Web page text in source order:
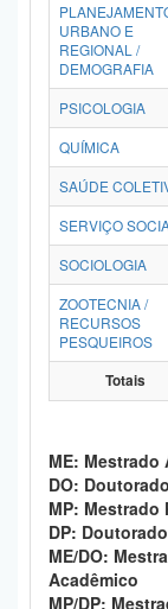
URBANO E
REGIONAL /
DEMOGRAFIA
PSICOLOGIA
QUÍMICA
SAÚDE
SERVIÇO
SOCIOLOGIA
ZOOTECNIA /
RECURSOS
PESQUEIROS
Totais
ME: Mestrado
DO:
MP:
DP:
ME/DO:
Acadêmico
MP/DP: